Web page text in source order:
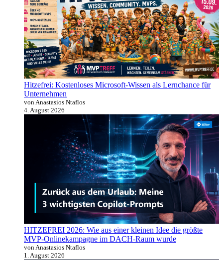
Hitzefrei: Kostenloses Microsoft-Wissen als Lernchance für
Unternehmen
von Anastasios Ntaflos
4. August 2026
HITZEFREI 2026: Wie aus einer kleinen Idee die größte
MVP-Onlinekampagne im DACH-Raum wurde
von Anastasios Ntaflos
1. August 2026